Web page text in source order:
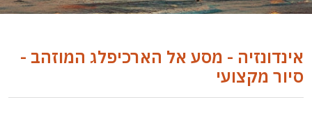
אינדונזיה - מסע אל הארכיפלג המוזהב -
סיור מקצועי